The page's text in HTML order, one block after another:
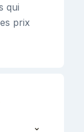
qui
prix
⌄